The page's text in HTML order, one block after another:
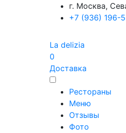
г. Москва,
+7 (936) 196-
La delizia
0
Доставка
Рестораны
Меню
Отзывы
Фото